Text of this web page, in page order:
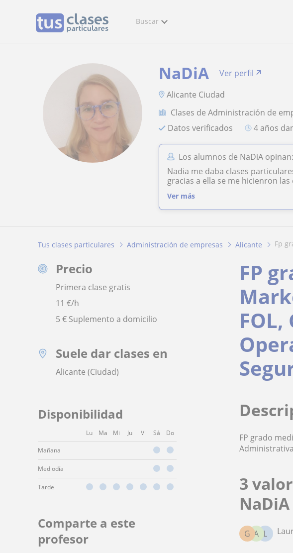
Buscar
NaDiA
Ver perfil
Alicante Ciudad
Clases de Administración de
Datos verificados
4 años
Los alumnos de NaDiA opinan:
Nadia me daba clases
gracias a ella se me hicienron
Ver más
Tus clases particulares Administración de empresas Alicante fp
Precio
Primera clase gratis
11 €/h
5 € Suplemento a domicilio
Suele dar clases en
Alicante (Ciudad)
Disponibilidad
Lu Ma Mi Ju Vi Sá Do
Mañana
Mediodía
Tarde
Comparte a este
profesor
FP
FP grado
3
NaDiA
L
A
G